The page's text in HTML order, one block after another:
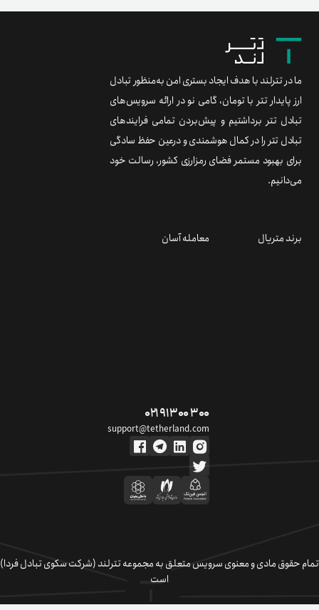
ما در تترلند با هدف ایجاد بستری امن به‌منظور تبادل
ارز پایدار تتر با تومان، گامی نو در ارائه سرویس‌های
تبادل تتر برداشتیم و پیش‌بردن تمامی فرایندهای
تبادل تتر را در کمال هوشمندی و درعین حفظ سادگی
برای بهبود مستمر فضای رمزارزی کشور، رسالت خود
می‌دانیم.
برند متریال معامله آسان
۰۲۱ ۹۱ ۳۰۰ ۳۰۰
support@tetherland.com
تمام حقوق مادی و معنوی سرویس متعلق به مجموعه تترلند (شرکت سکوی تبادل فردا)
است